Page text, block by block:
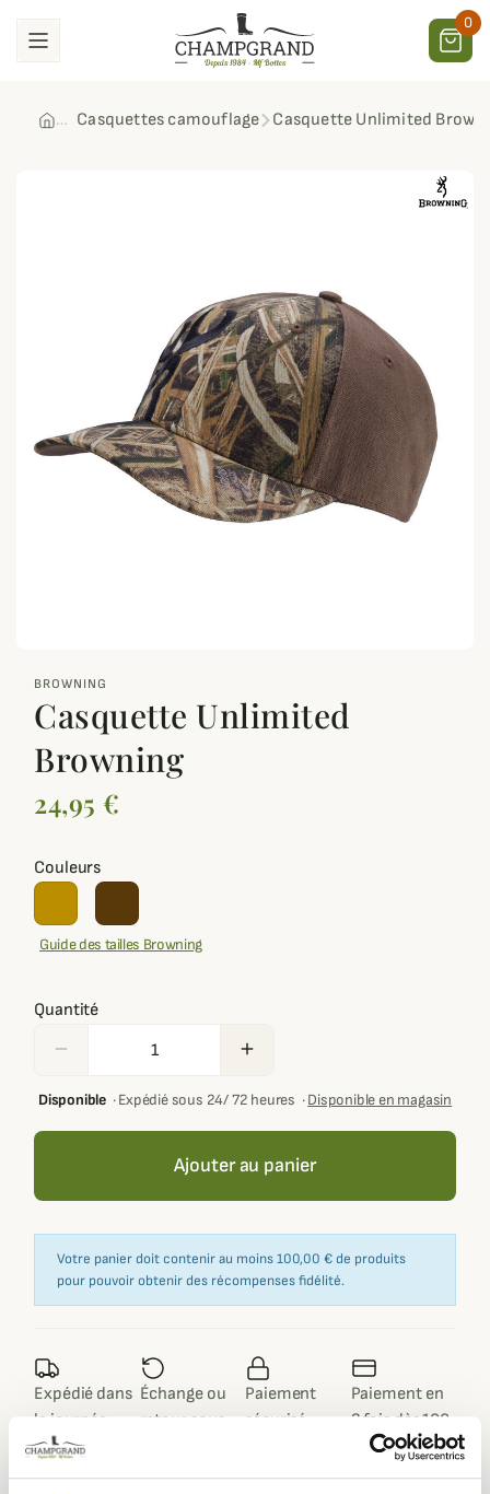
0
Casquettes camouflage Casquette Unlimited
BROWNING
Casquette Unlimited
Browning
24,95 €
Couleurs
Guide des tailles Browning
Quantité
remove add
Disponible·Expédié sous 24/ 72 heures ·Disponible en magasin
Ajouter au panier
Votre panier doit contenir au moins 100,00 € de produits
pour pouvoir obtenir des récompenses fidélité.
Expédié dans
la journée
Échange ou
retour sous
Paiement
sécurisé
Paiement en
3 fois dès 100
euros